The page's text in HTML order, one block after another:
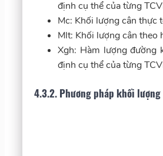
định cụ thể của từng
Mc: Khối lượng cân thực
Mlt: Khối lượng cân theo
Xgh: Hàm lượng đường
định cụ thể của từng
4.3.2. Phương pháp khối lượng